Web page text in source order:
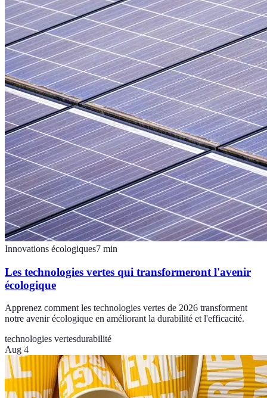
Innovations écologiques7 min
Les technologies vertes qui transformeront l'avenir
écologique
Apprenez comment les technologies vertes de 2026 transforment
notre avenir écologique en améliorant la durabilité et l'efficacité.
technologies vertesdurabilité
Aug 4